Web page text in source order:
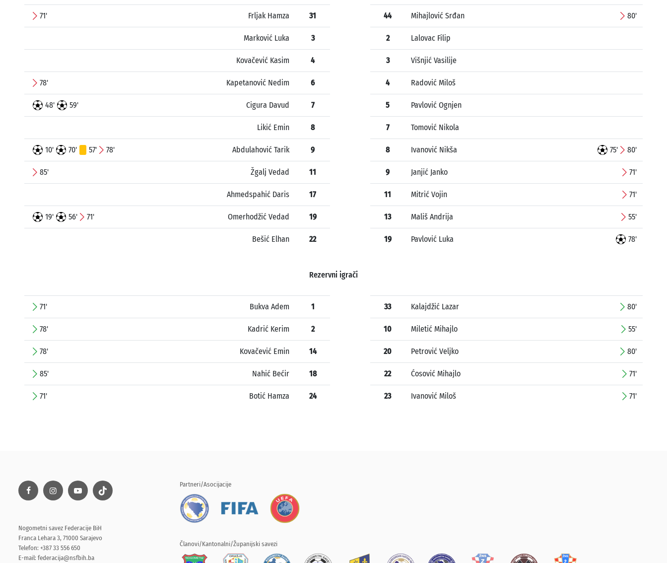
71' Frljak Hamza 31
Marković Luka 3
Kovačević Kasim 4
78' Kapetanović Nedim 6
48' 59' Cigura Davud 7
Likić Emin 8
10' 70' 57' 78' Abdulahović Tarik 9
85' Žgalj Vedad 11
Ahmedspahić Daris 17
19' 56' 71' Omerhodžić Vedad 19
Bešić Elhan 22
44 Mihajlović Srđan 80'
2 Lalovac Filip
3 Višnjić Vasilije
4 Radović Miloš
5 Pavlović Ognjen
7 Tomović Nikola
8 Ivanović Nikša 75' 80'
9 Janjić Janko 71'
11 Mitrić Vojin 71'
13 Mališ Andrija 55'
19 Pavlović Luka 78'
Rezervni igrači
71' Bukva Adem 1
78' Kadrić Kerim 2
78' Kovačević Emin 14
85' Nahić Bećir 18
71' Botić Hamza 24
33 Kalajdžić Lazar 80'
10 Miletić Mihajlo 55'
20 Petrović Veljko 80'
22 Ćosović Mihajlo 71'
23 Ivanović Miloš 71'
Nogometni savez Federacije BiH
Franca Lehara 3, 71000 Sarajevo
Telefon: +387 33 556 650
E-mail: federacija@nsfbih.ba
Partneri/Asocijacije
Članovi/Kantonalni/Županijski savezi